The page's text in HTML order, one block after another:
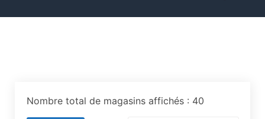
Nombre total de magasins affichés : 40